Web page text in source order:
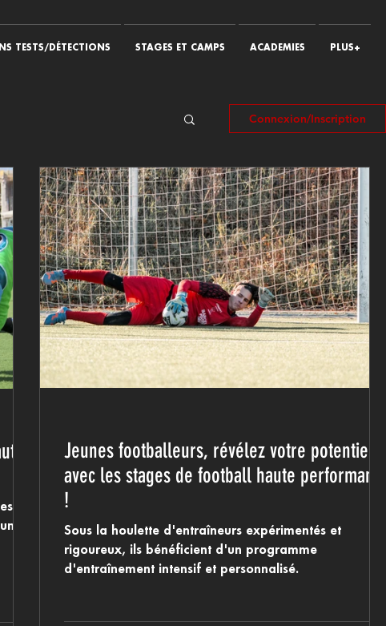
TESTS/DÉTECTIONS STAGES ET CAMPS ACADEMIES PLUS+
Connexion/Inscription
Jeunes footballeurs, révélez votre potentiel
avec les stages de football haute
!
Sous la houlette d'entraîneurs expérimentés et
rigoureux, ils bénéficient d'un programme
d'entraînement intensif et personnalisé.